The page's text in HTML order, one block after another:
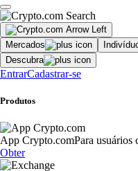
Mercados
Descubra
EntrarCadastrar-se
Produtos
App Crypto.comPara usuários
Obter